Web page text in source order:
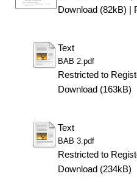
Download (82kB)
Text
BAB 2.pdf
Restricted to
Download (163kB)
Text
BAB 3.pdf
Restricted to
Download (234kB)